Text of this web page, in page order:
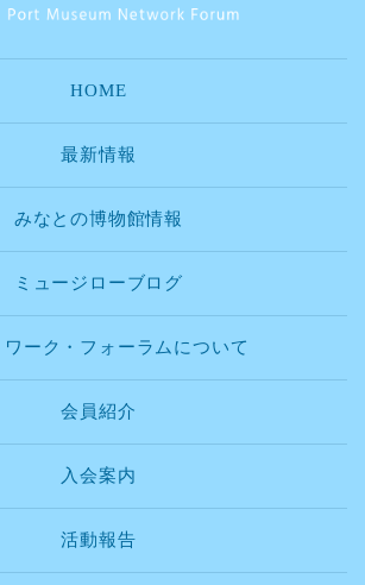
HOME
最新情報
みなとの博物館情報
ミュージローブログ
ワーク・フォーラムについて
会員紹介
入会案内
活動報告